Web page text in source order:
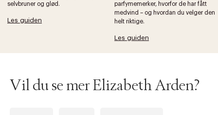
selvbruner og glød.
Les guiden
parfymemerker, hvorfor de har fått
medvind – og hvordan du velger den
helt riktige.
Les guiden
Vil du se mer Elizabeth Arden?